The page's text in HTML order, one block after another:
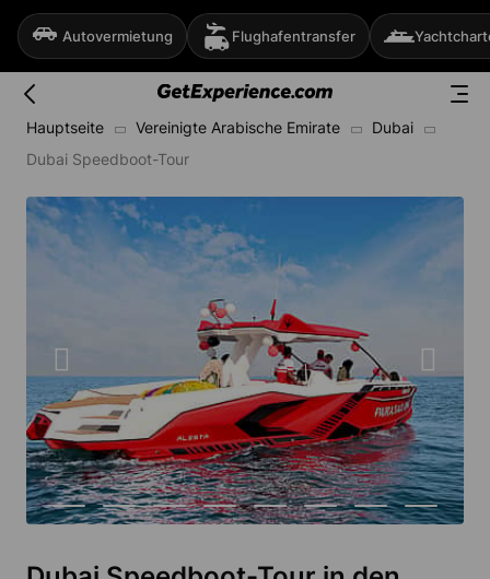
Autovermietung Flughafentransfer
Hauptseite Vereinigte Arabische Emirate
Dubai
Dubai Speedboot-Tour